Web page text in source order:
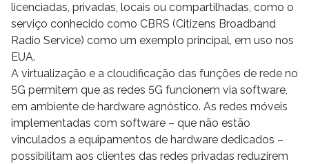
licenciadas, privadas, locais ou compartilhadas, como o
serviço conhecido como CBRS (Citizens Broadband
Radio Service) como um exemplo principal, em uso nos
EUA.
A virtualização e a cloudificação das funções de rede no
5G permitem que as redes 5G funcionem via software,
em ambiente de hardware agnóstico. As redes móveis
implementadas com software – que não estão
vinculados a equipamentos de hardware dedicados –
possibilitam aos clientes das redes privadas reduzirem